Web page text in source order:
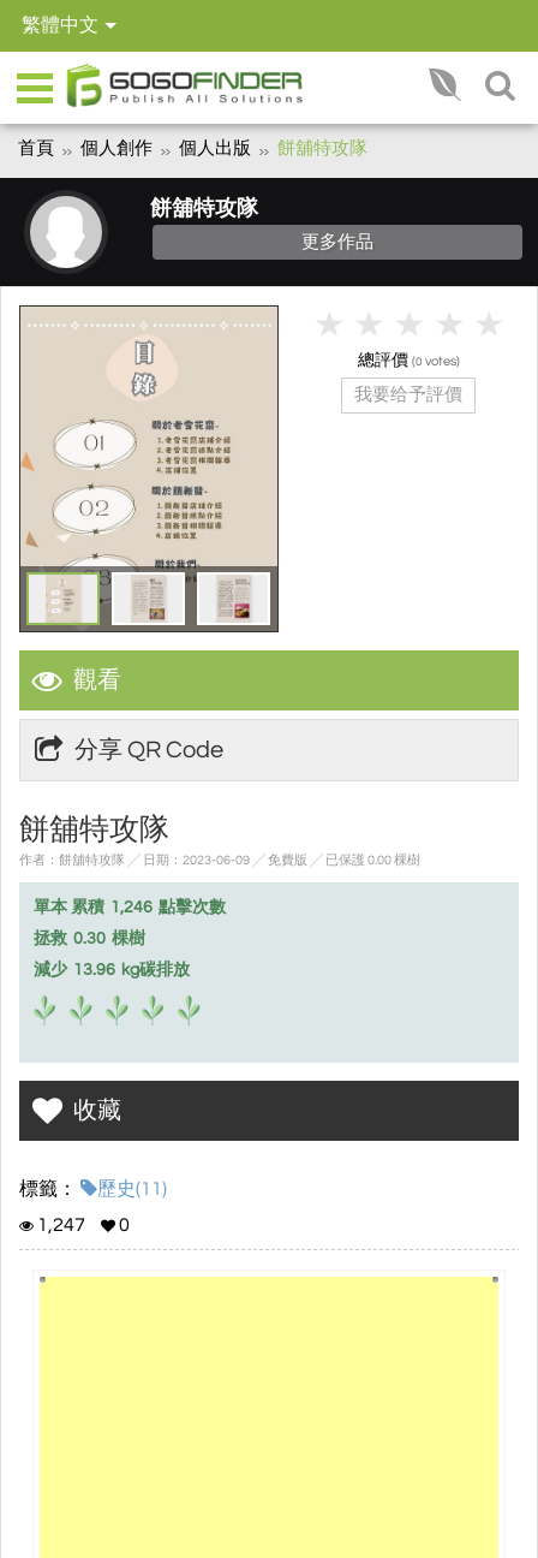
繁體中文
首頁 個人創作 個人出版 餅舖特攻隊
餅舖特攻隊
更多作品
觀看
分享 QR Code
餅舖特攻隊
作者：餅舖特攻隊 ╱ 日期：2023-06-09 ╱ 免費版 ╱ 已保護 0.00 棵樹
單本 累積 1,246 點擊次數
拯救 0.30 棵樹
減少 13.96 kg碳排放
收藏
標籤：
歷史(11)
1,247
0
總評價 (0 votes)
我要给予評價